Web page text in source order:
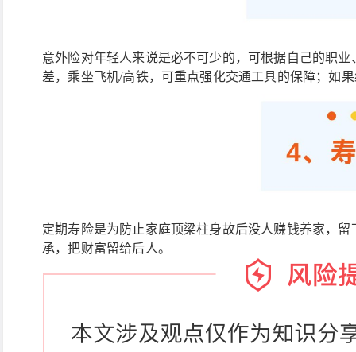
意外险对年轻人来说是必不可少的，可根据自己的职
差，乘坐飞机/高铁，可重点强化交通工具的保障；如
定期寿险是为防止家庭顶梁柱身故后没人赚钱养家，
承，把财富留给后人。